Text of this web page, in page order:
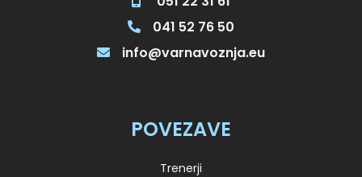
041 52 76 50
info@varnavoznja.eu
POVEZAVE
Trenerji